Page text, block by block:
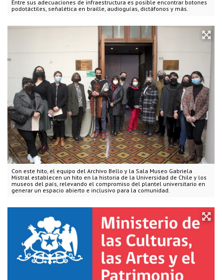
Entre sus adecuaciones de infraestructura es posible encontrar botones
podotáctiles, señalética en braille, audioguías, dictáfonos y más.
Con este hito, el equipo del Archivo Bello y la Sala Museo Gabriela
Mistral establecen un hito en la historia de la Universidad de Chile y los
museos del país, relevando el compromiso del plantel universitario en
generar un espacio abierto e inclusivo para la comunidad.